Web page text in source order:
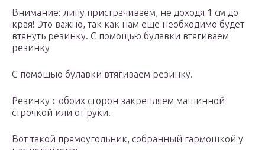
Внимание: липу пристрачиваем, не доходя 1 см до
края! Это важно, так как нам еще необходимо будет
втянуть резинку. С помощью булавки втягиваем
резинку
С помощью булавки втягиваем резинку.
Резинку с обоих сторон закрепляем машинной
строчкой или от руки.
Вот такой прямоугольник, собранный гармошкой у